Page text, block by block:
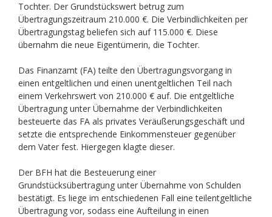
Tochter. Der Grundstückswert betrug zum
Übertragungszeitraum 210.000 €. Die Verbindlichkeiten per
Übertragungstag beliefen sich auf 115.000 €. Diese
übernahm die neue Eigentümerin, die Tochter.
Das Finanzamt (FA) teilte den Übertragungsvorgang in
einen entgeltlichen und einen unentgeltlichen Teil nach
einem Verkehrswert von 210.000 € auf. Die entgeltliche
Übertragung unter Übernahme der Verbindlichkeiten
besteuerte das FA als privates Veräußerungsgeschäft und
setzte die entsprechende Einkommensteuer gegenüber
dem Vater fest. Hiergegen klagte dieser.
Der BFH hat die Besteuerung einer
Grundstücksübertragung unter Übernahme von Schulden
bestätigt. Es liege im entschiedenen Fall eine teilentgeltliche
Übertragung vor, sodass eine Aufteilung in einen